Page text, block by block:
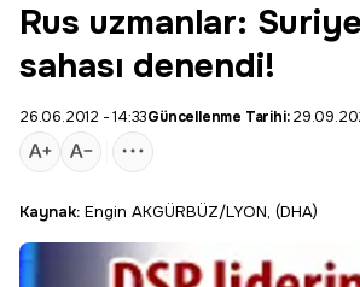
Rus uzmanlar:
sahası denendi!
26.06.2012 - 14:33Güncellenme Tarihi:
Kaynak: Engin AKGÜRBÜZ/LYON, (DHA)